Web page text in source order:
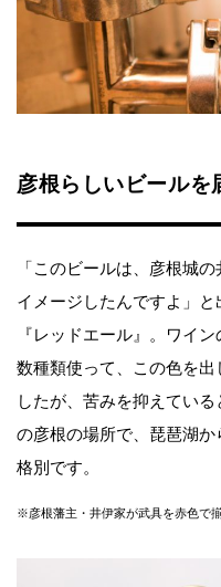
彦根らしいビールを
「このビールは、彦根城
イメージしたんですよ」
『レッドエール』。ワイ
数種類使って、この色を
したが、苦みを抑えてい
の彦根の場所で、琵琶湖か
格別です。
※彦根藩主・井伊家が武具を赤色で